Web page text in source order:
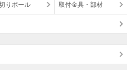
りポール 取付金具・部材